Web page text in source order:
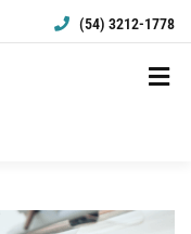
(54) 3212-1778